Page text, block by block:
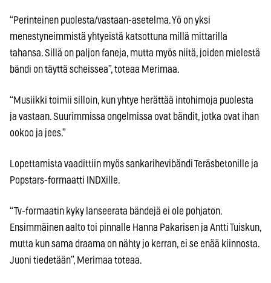
“Perinteinen puolesta/vastaan-asetelma. Yö on yksi
menestyneimmistä yhtyeistä katsottuna millä mittarilla
tahansa. Sillä on paljon faneja, mutta myös niitä, joiden mielestä
bändi on täyttä scheissea”, toteaa Merimaa.
“Musiikki toimii silloin, kun yhtye herättää intohimoja puolesta
ja vastaan. Suurimmissa ongelmissa ovat bändit, jotka ovat ihan
ookoo ja jees.”
Lopettamista vaadittiin myös sankarihevibändi Teräsbetonille ja
Popstars-formaatti INDXille.
“Tv-formaatin kyky lanseerata bändejä ei ole pohjaton.
Ensimmäinen aalto toi pinnalle Hanna Pakarisen ja Antti Tuiskun,
mutta kun sama draama on nähty jo kerran, ei se enää kiinnosta.
Juoni tiedetään”, Merimaa toteaa.